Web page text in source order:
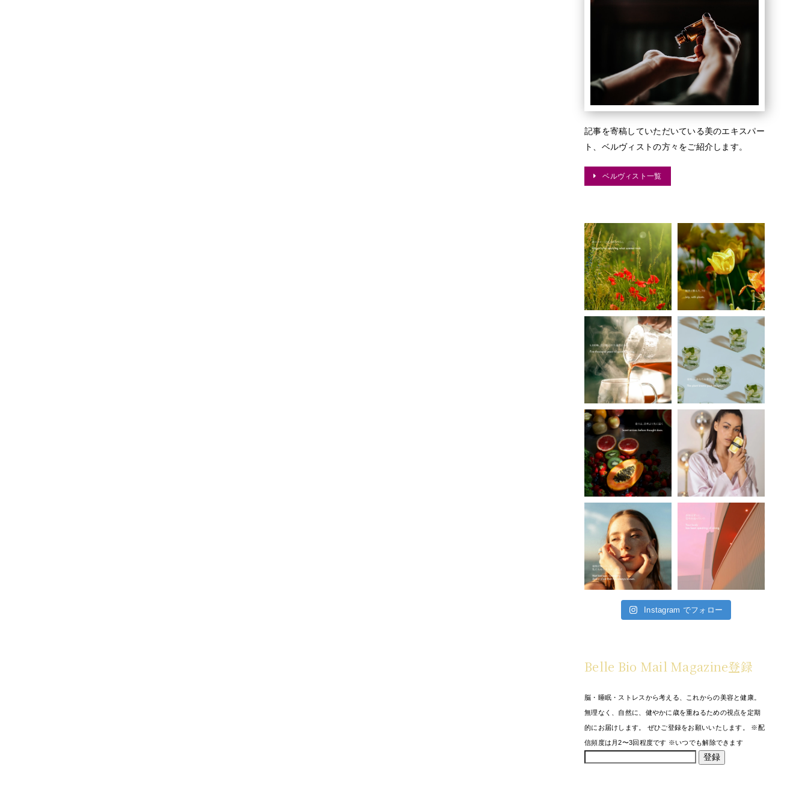
記事を寄稿していただいている美のエキスパー
ト、ベルヴィストの方々をご紹介します。
ベルヴィスト一覧
Instagram でフォロー
Belle Bio Mail Magazine登録
脳・睡眠・ストレスから考える、これからの美容と健康。
無理なく、自然に、健やかに歳を重ねるための視点を定期
的にお届けします。 ぜひご登録をお願いいたします。 ※配
信頻度は月2〜3回程度です ※いつでも解除できます
登録